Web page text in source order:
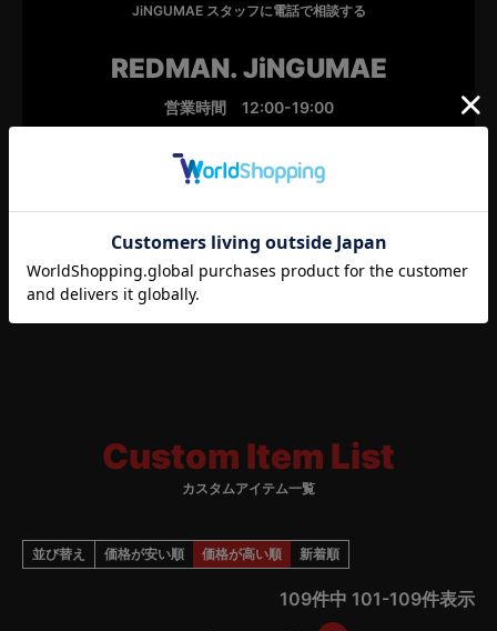
お問い合わせ内容ご確認のうえ送信くださいませ。
JiNGUMAE スタッフに電話で相談する
REDMAN. JiNGUMAE
営業時間 12:00-19:00
電話をかける
Custom Item List
カスタムアイテム一覧
並び替え 価格が安い順 価格が高い順 新着順
109件中 101-109件表示